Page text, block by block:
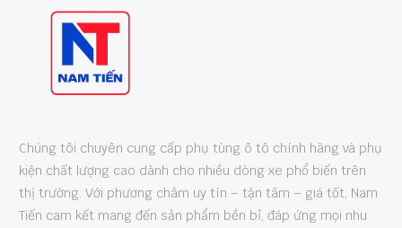
Chúng tôi chuyên cung cấp phụ tùng ô tô chính hãng và phụ
kiện chất lượng cao dành cho nhiều dòng xe phổ biến trên
thị trường. Với phương châm uy tín – tận tâm – giá tốt, Nam
Tiến cam kết mang đến sản phẩm bền bỉ, đáp ứng mọi nhu